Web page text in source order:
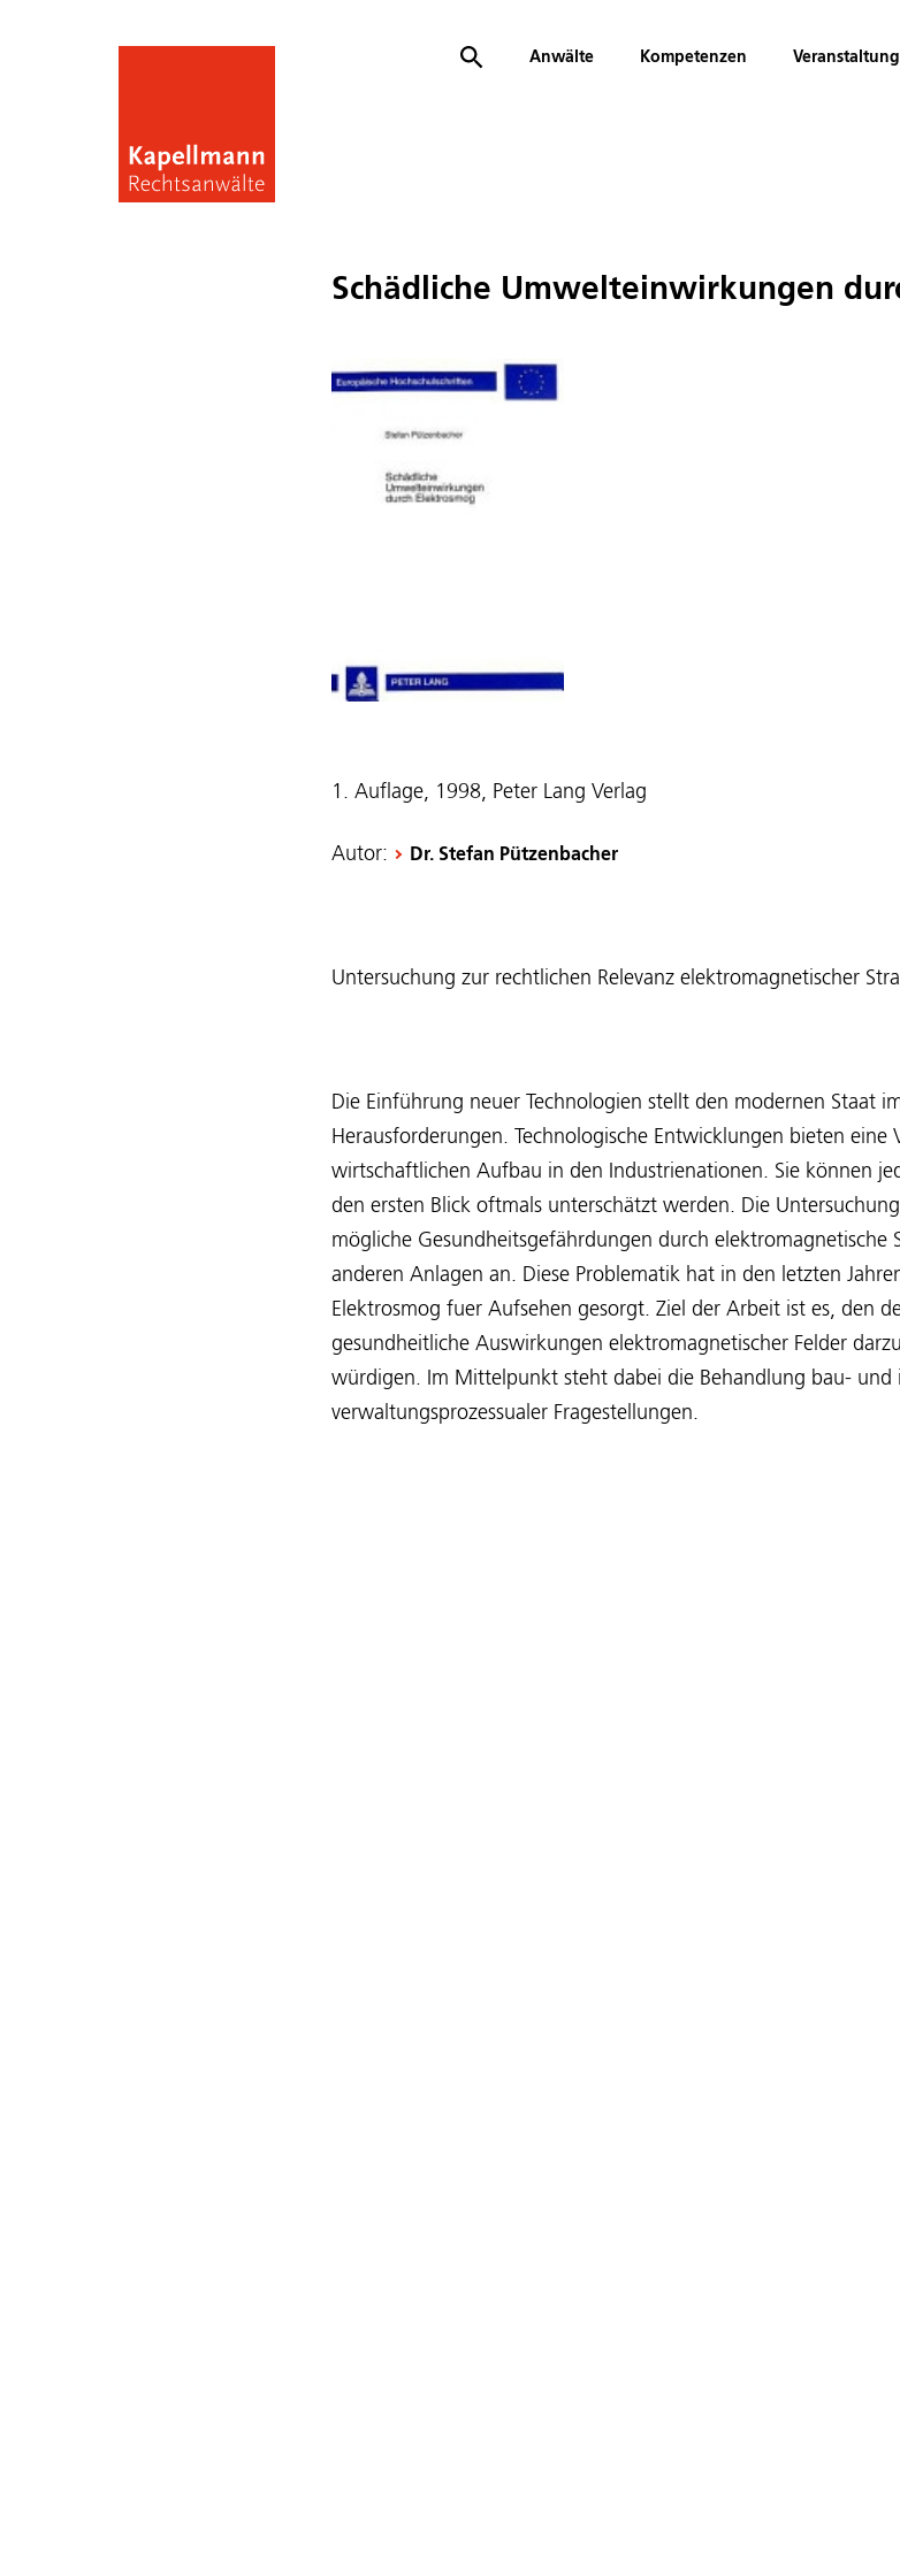
Anwälte Kompetenzen
Schädliche Umwelteinwirkungen
1. Auflage, 1998, Peter Lang Verlag
Autor: Dr. Stefan Pützenbacher
Untersuchung zur rechtlichen Relevanz elektromagnetischer
Die Einführung neuer Technologien stellt den modernen Staat
Herausforderungen. Technologische Entwicklungen bieten eine
wirtschaftlichen Aufbau in den Industrienationen. Sie können
den ersten Blick oftmals unterschätzt werden. Die
mögliche Gesundheitsgefährdungen durch
anderen Anlagen an. Diese Problematik hat in den letzten
Elektrosmog fuer Aufsehen gesorgt. Ziel der Arbeit ist es, den
gesundheitliche Auswirkungen elektromagnetischer Felder
würdigen. Im Mittelpunkt steht dabei die Behandlung bau- und
verwaltungsprozessualer Fragestellungen.